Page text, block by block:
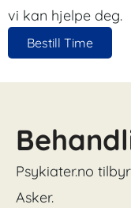
vi kan hjelpe deg.
Bestill Time
Psykiater.no
Asker.